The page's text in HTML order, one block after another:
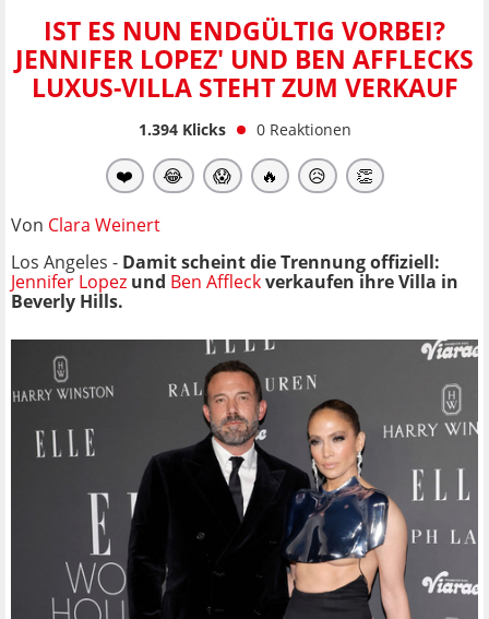
IST ES NUN ENDGÜLTIG VORBEI?
JENNIFER LOPEZ' UND BEN AFFLECKS
LUXUS-VILLA STEHT ZUM VERKAUF
1.394Klicks 0 Reaktionen
❤️ 😂 😱 🔥 😥 👏
Von Clara Weinert
Los Angeles - Damit scheint die Trennung offiziell:
Jennifer Lopez und Ben Affleckverkaufen ihre Villa in
Beverly Hills.